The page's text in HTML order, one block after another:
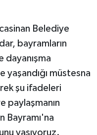
Belediye
bayramların
dayanışma
yaşandığı müstesna
şu ifadeleri
paylaşmanın
Bayramı'na
yaşıyoruz.